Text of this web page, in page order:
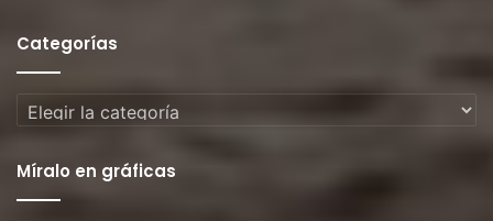
Categorías
Categorías
Míralo en gráficas